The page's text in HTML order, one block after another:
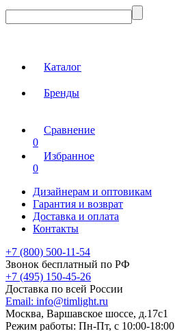
Каталог
Бренды
Сравнение
0
Избранное
0
Дизайнерам и оптовикам
Гарантия и возврат
Доставка и оплата
Контакты
+7 (800) 500-11-54
Звонок бесплатный по РФ
+7 (495) 150-45-26
Доставка по всей России
Email: info@timlight.ru
Москва, Варшавское шоссе, д.17c1
Режим работы: Пн-Пт, с 10:00-18:00